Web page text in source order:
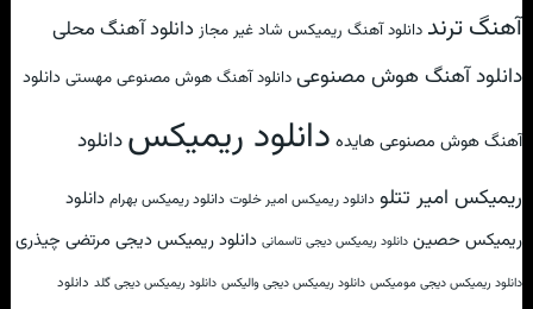
آهنگ ترند دانلود آهنگ ریمیکس شاد غیر مجاز دانلود آهنگ محلی
دانلود آهنگ هوش مصنوعیدانلود آهنگ هوش مصنوعی مهستی دانلود
آهنگ هوش مصنوعی هایده دانلود ریمیکسدانلود
ریمیکس امیر تتلو دانلود ریمیکس امیر خلوت دانلود ریمیکس بهرام دانلود
ریمیکس حصین دانلود ریمیکس دیجی تاسمانی دانلود ریمیکس دیجی مرتضی چیذری
دانلود ریمیکس دیجی مومیکس دانلود ریمیکس دیجی والیکس دانلود ریمیکس دیجی گلد دانلود